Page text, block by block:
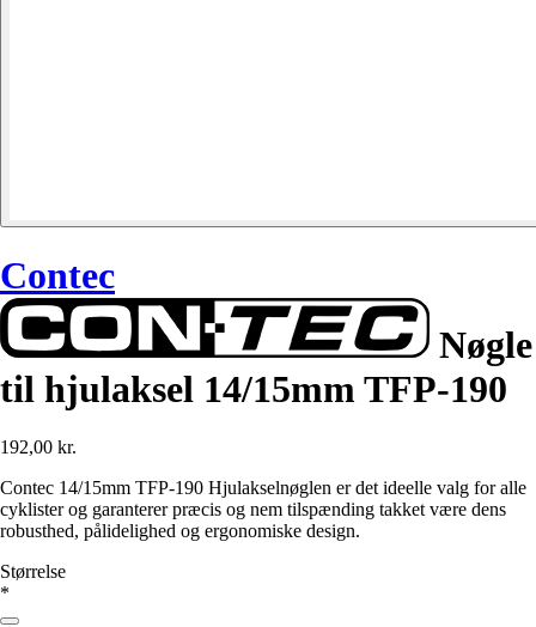
Contec
Nøgle
til hjulaksel 14/15mm TFP-190
192,00 kr.
Contec 14/15mm TFP-190 Hjulakselnøglen er det ideelle valg for alle
cyklister og garanterer præcis og nem tilspænding takket være dens
robusthed, pålidelighed og ergonomiske design.
Størrelse
*